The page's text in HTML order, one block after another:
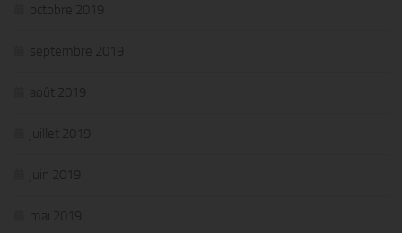
octobre 2019
septembre 2019
août 2019
juillet 2019
juin 2019
mai 2019